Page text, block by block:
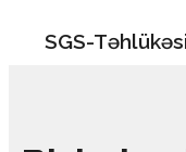
SGS-